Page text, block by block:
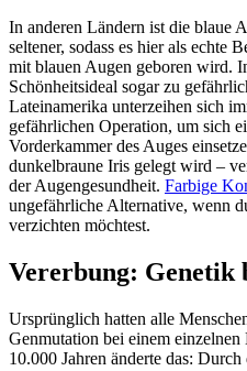
In anderen Ländern ist die blaue
seltener, sodass es hier als echte
mit blauen Augen geboren wird.
Schönheitsideal sogar zu
Lateinamerika unterzeihen sich
gefährlichen Operation, um sich
Vorderkammer des Auges
dunkelbraune Iris gelegt wird –
der Augengesundheit. Farbige
ungefährliche Alternative, wenn
verzichten möchtest.
Vererbung: Genetik
Ursprünglich hatten alle
Genmutation bei einem
10.000 Jahren änderte das: